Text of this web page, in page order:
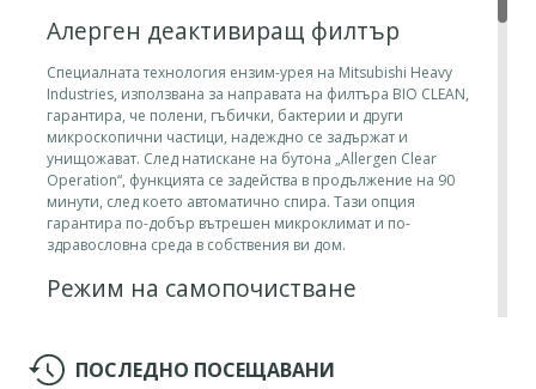
Алерген деактивиращ филтър
Специалната технология ензим-урея на Mitsubishi Heavy
Industries, използвана за направата на филтъра BIO CLEAN,
гарантира, че полени, гъбички, бактерии и други
микроскопични частици, надеждно се задържат и
унищожават. След натискане на бутона „Allergen Clear
Operation“, функцията се задейства в продължение на 90
минути, след което автоматично спира. Тази опция
гарантира по-добър вътрешен микроклимат и по-
здравословна среда в собствения ви дом.
Режим на самопочистване
на мухъл. Вътрешен микрокомпютър автоматично следи
системата и извършва диагностика, в случай на
ПОСЛЕДНО ПОСЕЩАВАНИ